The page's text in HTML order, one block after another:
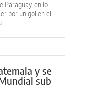
Paraguay, en lo
por un gol en el
y se
sub